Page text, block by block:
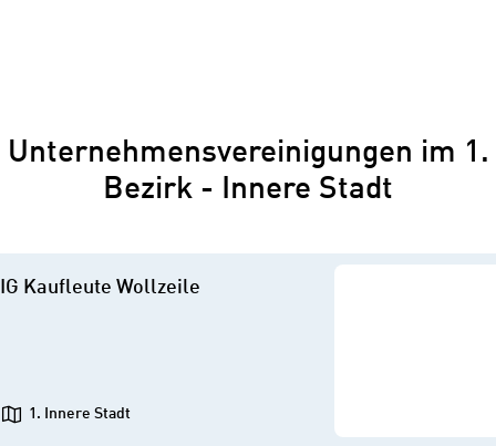
Unternehmensvereinigungen im 1.
Bezirk - Innere Stadt
IG Kaufleute Wollzeile
1. Innere Stadt